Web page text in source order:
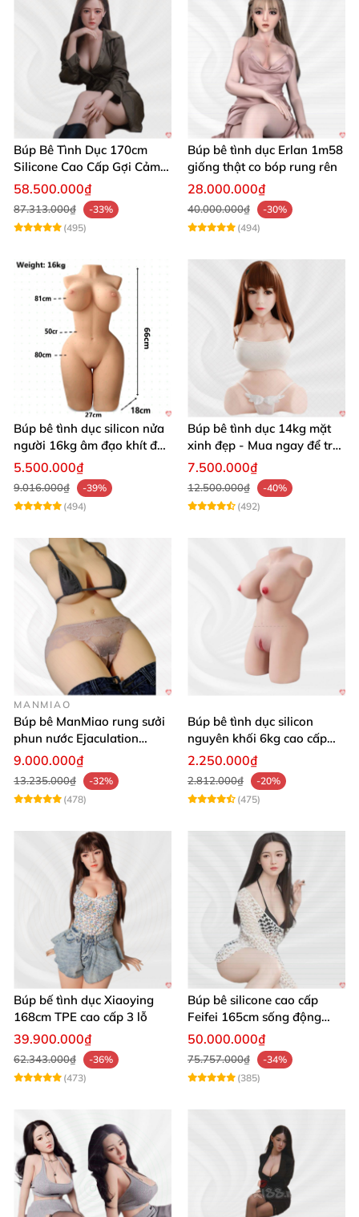
Búp Bê Tình Dục 170cm
Silicone Cao Cấp Gợi Cảm
Giống Thật
58.500.000₫
87.313.000₫
-33%
(495)
Búp bê tình dục Erlan 1m58
giống thật co bóp rung rên
28.000.000₫
40.000.000₫
-30%
(494)
Búp bê tình dục silicon nửa
người 16kg âm đạo khít độn
khung
5.500.000₫
9.016.000₫
-39%
(494)
Búp bê tình dục 14kg mặt
xinh đẹp - Mua ngay để trải
nghiệm
7.500.000₫
12.500.000₫
-40%
(492)
MANMIAO
Búp bê ManMiao rung sưởi
phun nước Ejaculation
Queen chuẩn
9.000.000₫
13.235.000₫
-32%
(478)
Búp bê tình dục silicon
nguyên khối 6kg cao cấp
giá rẻ sexy gợi cảm
2.250.000₫
2.812.000₫
-20%
(475)
Búp bế tình dục Xiaoying
168cm TPE cao cấp 3 lỗ
39.900.000₫
62.343.000₫
-36%
(473)
Búp bê silicone cao cấp
Feifei 165cm sống động
chân thật ghê
50.000.000₫
75.757.000₫
-34%
(385)